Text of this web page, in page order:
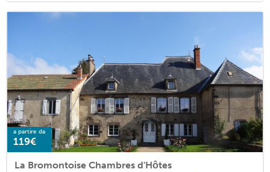
a partire da
119€
La Bromontoise Chambres d'Hôtes